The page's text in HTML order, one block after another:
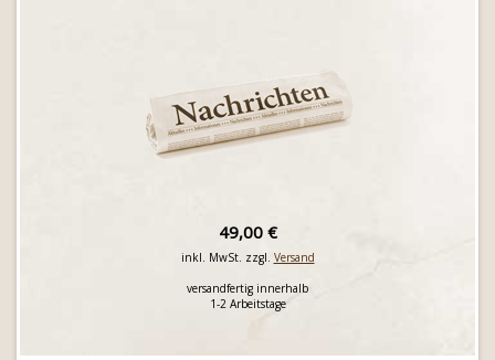
49,00 €
inkl. MwSt. zzgl. Versand
versandfertig innerhalb
1-2 Arbeitstage